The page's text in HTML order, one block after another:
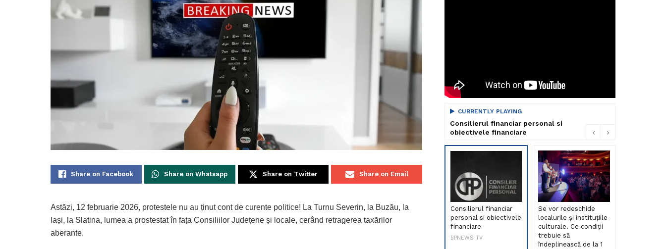
Share on Facebook Share on Whatsapp Share on Twitter Share on Email
Astăzi, 12 februarie 2026, protestele nu au ținut cont de curente politice! La Turnu Severin, la Buzău, la
Iași, la Slatina, lumea a prostestat în fața Consiliilor Județene și locale, cerând retragerea taxărilor
aberante.
CURRENTLY PLAYING
Consilierul financiar personal si
obiectivele financiare
Consilierul financiar
personal si obiectivele
financiare
BPNEWS TV
Se vor redeschide
localurile și instituțiile
culturale. Ce condiții
trebuie să
îndeplinească de la 1